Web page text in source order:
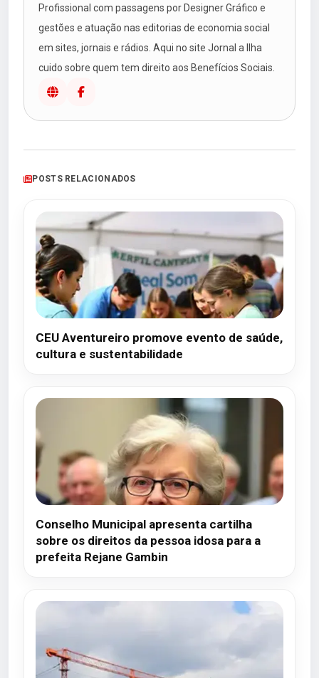
Profissional com passagens por Designer Gráfico e
gestões e atuação nas editorias de economia social
em sites, jornais e rádios. Aqui no site Jornal a Ilha
cuido sobre quem tem direito aos Benefícios Sociais.
POSTS RELACIONADOS
CEU Aventureiro promove evento de saúde,
cultura e sustentabilidade
Conselho Municipal apresenta cartilha
sobre os direitos da pessoa idosa para a
prefeita Rejane Gambin